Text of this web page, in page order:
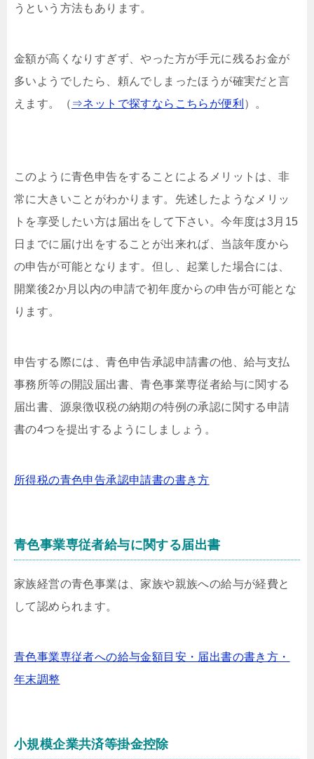
うという方法もあります。
金額が高くなりすぎず、やった方が手元に残るお金が
多いようでしたら、頼んでしまったほうが確実だと言
えます。（ ⇒ネットで探すならこちらが便利 ）。
このように青色申告をすることによるメリットは、非
常に大きいことがわかります。先述したようなメリッ
トを享受したい方は届出をして下さい。今年度は3月15
日までに届け出をすることが出来れば、当該年度から
の申告が可能となります。但し、起業した場合には、
開業後2か月以内の申請で初年度からの申告が可能とな
ります。
申告する際には、青色申告承認申請書の他、給与支払
事務所等の開設届出書、青色事業専従者給与に関する
届出書、源泉徴収税の納期の特例の承認に関する申請
書の4つを提出するようにしましょう。
所得税の青色申告承認申請書の書き方
青色事業専従者給与に関する届出書
家族経営の青色事業は、家族や親族への給与が経費と
して認められます。
青色事業専従者への給与金額目安・届出書の書き方・
年末調整
小規模企業共済等掛金控除